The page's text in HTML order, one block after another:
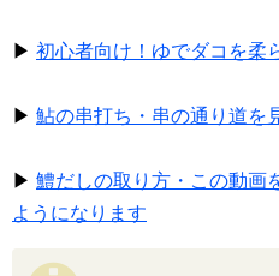
▶ 初心者向け！ゆでダコを柔
▶ 鮎の串打ち・串の通り道を
▶ 鱧だしの取り方・この動画
ようになります